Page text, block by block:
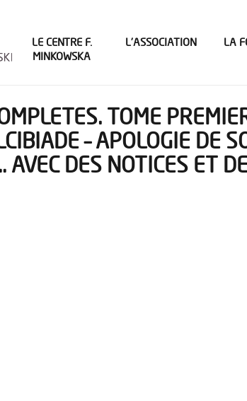
LE CENTRE F.
MINKOWSKA
L’ASSOCIATION LA
TOME
– APOLOGIE DE
AVEC DES NOTICES ET